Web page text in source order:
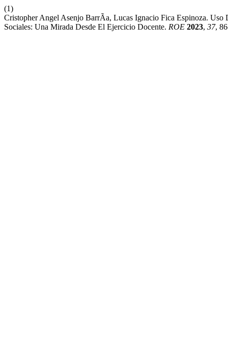
(1)
Cristopher Angel Asenjo BarrÃ­a, Lucas Ignacio Fica Espinoza.
Sociales: Una Mirada Desde El Ejercicio Docente. ROE 2023, 37,